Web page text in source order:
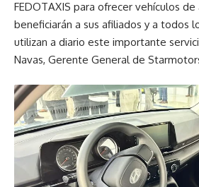
FEDOTAXIS para ofrecer vehículos
beneficiarán a sus afiliados y a todos
utilizan a diario este importante
Navas, Gerente General de